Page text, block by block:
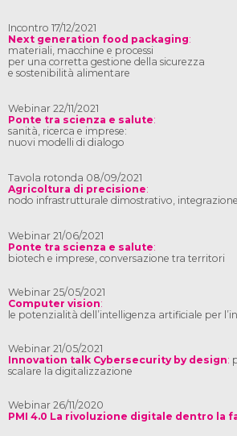
Incontro 17/12/2021
Next generation food packaging:
materiali, macchine e processi
per una corretta gestione della sicurezza
e sostenibilità alimentare
Webinar 22/11/2021
Ponte tra scienza e salute:
sanità, ricerca e imprese:
nuovi modelli di dialogo
Tavola rotonda 08/09/2021
Agricoltura di precisione:
nodo infrastrutturale dimostrativo,
Webinar 21/06/2021
Ponte tra scienza e salute:
biotech e imprese, conversazione tra territori
Webinar 25/05/2021
Computer vision:
le potenzialità dell’intelligenza artificiale per
Webinar 21/05/2021
Innovation talk Cybersecurity by design:
scalare la digitalizzazione
Webinar 26/11/2020
PMI 4.0 La rivoluzione digitale dentro la